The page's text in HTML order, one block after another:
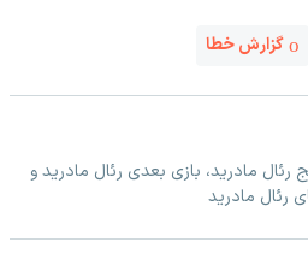
گزارش خطا
رئال مادرید، بازی بعدی رئال مادرید و
رئال مادرید